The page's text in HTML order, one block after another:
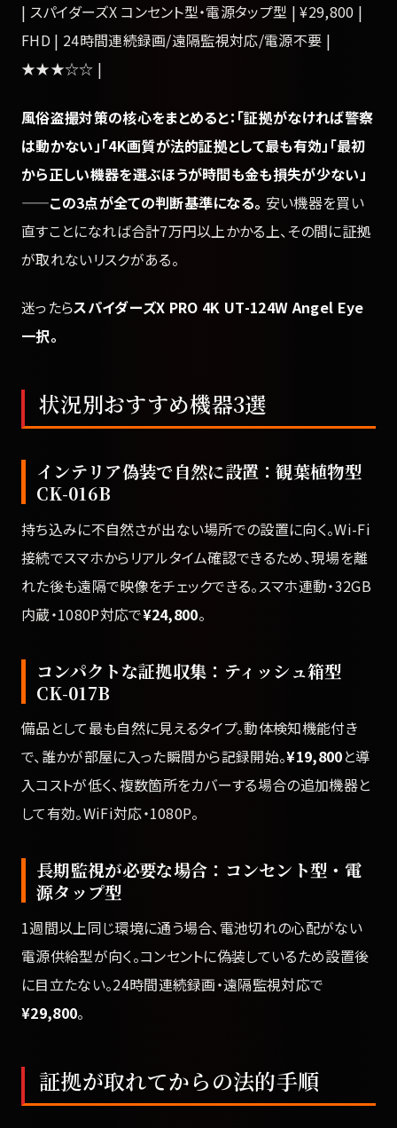
| スパイダーズX コンセント型・電源タップ型 | ¥29,800 |
FHD | 24時間連続録画/遠隔監視対応/電源不要 |
★★★☆☆ |
風俗盗撮対策の核心をまとめると：「証拠がなければ警察
は動かない」「4K画質が法的証拠として最も有効」「最初
から正しい機器を選ぶほうが時間も金も損失が少ない」
——この3点が全ての判断基準になる。 安い機器を買い
直すことになれば合計7万円以上かかる上、その間に証拠
が取れないリスクがある。
迷ったらスパイダーズX PRO 4K UT-124W Angel Eye
一択。
状況別おすすめ機器3選
インテリア偽装で自然に設置：観葉植物型
CK-016B
持ち込みに不自然さが出ない場所での設置に向く。Wi-Fi
接続でスマホからリアルタイム確認できるため、現場を離
れた後も遠隔で映像をチェックできる。スマホ連動・32GB
内蔵・1080P対応で¥24,800。
コンパクトな証拠収集：ティッシュ箱型
CK-017B
備品として最も自然に見えるタイプ。動体検知機能付き
で、誰かが部屋に入った瞬間から記録開始。¥19,800と導
入コストが低く、複数箇所をカバーする場合の追加機器と
して有効。WiFi対応・1080P。
長期監視が必要な場合：コンセント型・電
源タップ型
1週間以上同じ環境に通う場合、電池切れの心配がない
電源供給型が向く。コンセントに偽装しているため設置後
に目立たない。24時間連続録画・遠隔監視対応で
¥29,800。
証拠が取れてからの法的手順